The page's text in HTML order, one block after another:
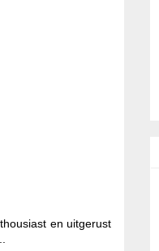
en uitgerust